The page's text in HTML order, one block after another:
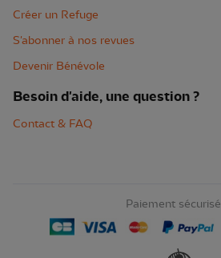
Créer un Refuge
S'abonner à nos revues
Devenir Bénévole
Besoin d'aide, une question ?
Contact & FAQ
Paiement sécurisé